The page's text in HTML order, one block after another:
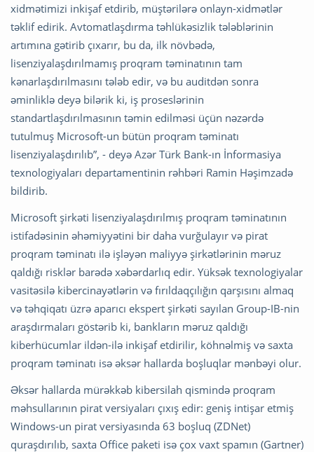
xidmətimizi inkişaf etdirib, müştərilərə onlayn-xidmətlər
təklif edirik. Avtomatlaşdırma təhlükəsizlik tələblərinin
artımına gətirib çıxarır, bu da, ilk növbədə,
lisenziyalaşdırılmamış proqram təminatının tam
kənarlaşdırılmasını tələb edir, və bu auditdən sonra
əminliklə deyə bilərik ki, iş proseslərinin
standartlaşdırılmasının təmin edilməsi üçün nəzərdə
tutulmuş Microsoft-un bütün proqram təminatı
lisenziyalaşdırılıb”, - deyə Azər Türk Bank-ın İnformasiya
texnologiyaları departamentinin rəhbəri Ramin Həşimzadə
bildirib.
Microsoft şirkəti lisenziyalaşdırılmış proqram təminatının
istifadəsinin əhəmiyyətini bir daha vurğulayır və pirat
proqram təminatı ilə işləyən maliyyə şirkətlərinin məruz
qaldığı risklər barədə xəbərdarlıq edir. Yüksək texnologiyalar
vasitəsilə kibercinayətlərin və fırıldaqçılığın qarşısını almaq
və təhqiqatı üzrə aparıcı ekspert şirkəti sayılan Group-IB-nin
araşdırmaları göstərib ki, bankların məruz qaldığı
kiberhücumlar ildən-ilə inkişaf etdirilir, köhnəlmiş və saxta
proqram təminatı isə əksər hallarda boşluqlar mənbəyi olur.
Əksər hallarda mürəkkəb kibersilah qismində proqram
məhsullarının pirat versiyaları çıxış edir: geniş intişar etmiş
Windows-un pirat versiyasında 63 boşluq (ZDNet)
quraşdırılıb, saxta Office paketi isə çox vaxt spamın (Gartner)